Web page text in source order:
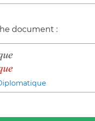
document :